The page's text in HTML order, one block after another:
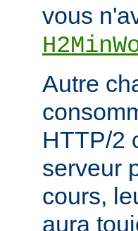
vous
Autre
HTTP/2
serveur
cours,
aura